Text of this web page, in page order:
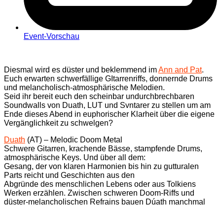
Event-Vorschau
Diesmal wird es düster und beklemmend imAnn and Pat.
Euch erwarten schwerfällige GItarrenriffs, donnernde Drums
und melancholisch-atmosphärische Melodien.
Seid ihr bereit euch den scheinbar undurchbrechbaren
Soundwalls von Duath, LUT und Svntarer zu stellen um am
Ende dieses Abend in euphorischer Klarheit über die eigene
Vergänglichkeit zu schwelgen?
Duath (AT) – Melodic Doom Metal
Schwere Gitarren, krachende Bässe, stampfende Drums,
atmosphärische Keys. Und über all dem:
Gesang, der von klaren Harmonien bis hin zu gutturalen
Parts reicht und Geschichten aus den
Abgründe des menschlichen Lebens oder aus Tolkiens
Werken erzählen. Zwischen schweren Doom-Riffs und
düster-melancholischen Refrains bauen Dúath manchmal